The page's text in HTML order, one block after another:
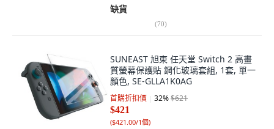
缺貨
(70)
SUNEAST 旭東 任天堂 Switch 2 高畫
質螢幕保護貼 鋼化玻璃套組, 1套, 單一
顏色, SE-GLLA1K0AG
首購折扣價 32%$621
$421
($421.00/1個)